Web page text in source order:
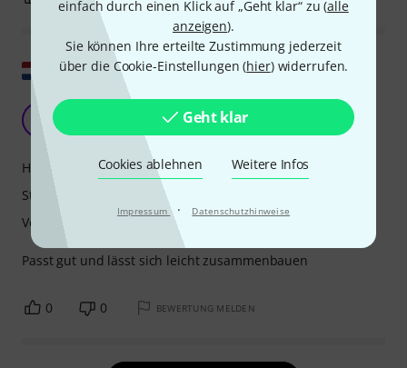
einfach durch einen Klick auf „Geht klar“ zu (alle
anzeigen).
Sie können Ihre erteilte Zustimmung jederzeit
über die Cookie-Einstellungen (hier) widerrufen.
Geht klar
Cookies ablehnen Weitere Infos
Impressum · Datenschutzhinweise
Original zeigen
Yellowtec MiKA-Buchse, YT3211
Passt gut und lässt sich leicht zusammenbauen
Handling
Stabilität
Verarbeitung
0 0 BEWERTUNG MELDEN